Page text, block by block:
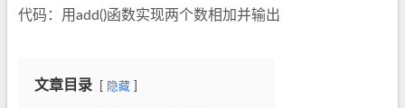
代码：用add()函数实现两个数相加并输出
文章目录 隐藏